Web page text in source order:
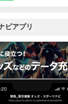
ビアプリ